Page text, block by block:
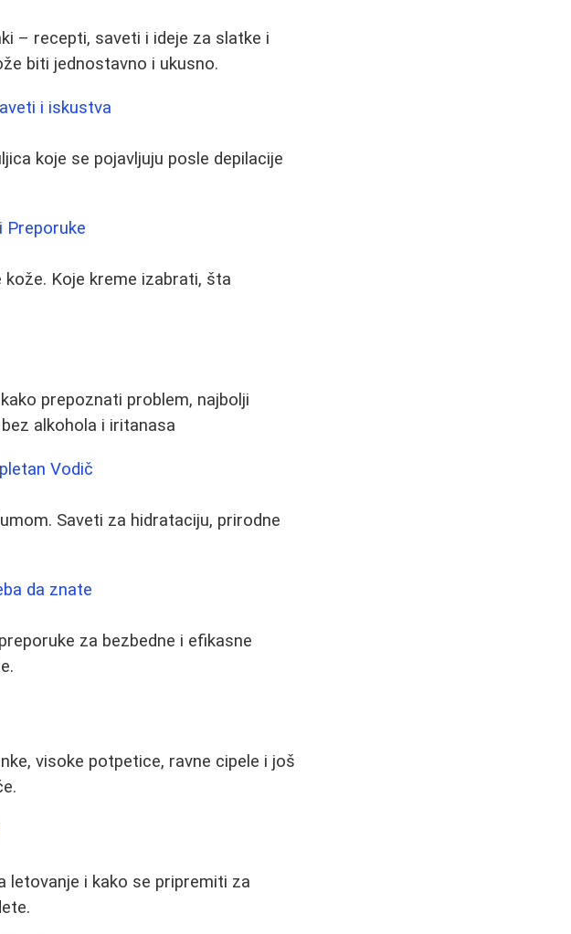
– recepti, saveti i ideje za slatke i
biti jednostavno i ukusno.
i iskustva
koje se pojavljuju posle depilacije
Preporuke
Koje kreme izabrati, šta
prepoznati problem, najbolji
alkohola i iritanasa
Vodič
Saveti za hidrataciju, prirodne
da znate
za bezbedne i efikasne
visoke potpetice, ravne cipele i još
letovanje i kako se pripremiti za